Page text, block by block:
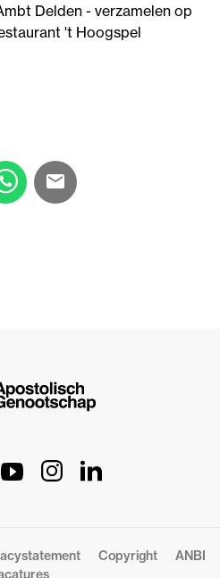
Delden - verzamelen op
't Hoogspel
Copyright
ANBI